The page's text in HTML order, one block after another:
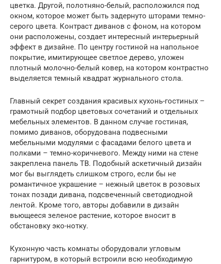
цветка. Другой, полотняно-белый, расположился под
окном, которое может быть задернуто шторами темно-
серого цвета. Контраст диванов с фоном, на котором
они расположены, создает интересный интерьерный
эффект в дизайне. По центру гостиной на напольное
покрытие, имитирующее светлое дерево, уложен
плотный молочно-белый ковер, на котором контрастно
выделяется темный квадрат журнального стола.
Главный секрет создания красивых кухонь-гостиных –
грамотный подбор цветовых сочетаний и отдельных
мебельных элементов. В данном случае гостиная,
помимо диванов, оборудована подвесными
мебельными модулями с фасадами белого цвета и
полками – темно-коричневого. Между ними на стене
закреплена панель ТВ. Подобный аскетичный дизайн
мог бы выглядеть слишком строго, если бы не
романтичное украшение – нежный цветок в розовых
тонах позади дивана, подсвеченный светодиодной
лентой. Кроме того, авторы добавили в дизайн
вьющееся зеленое растение, которое вносит в
обстановку эко-нотку.
Кухонную часть комнаты оборудовали угловым
гарнитуром, в который встроили всю необходимую